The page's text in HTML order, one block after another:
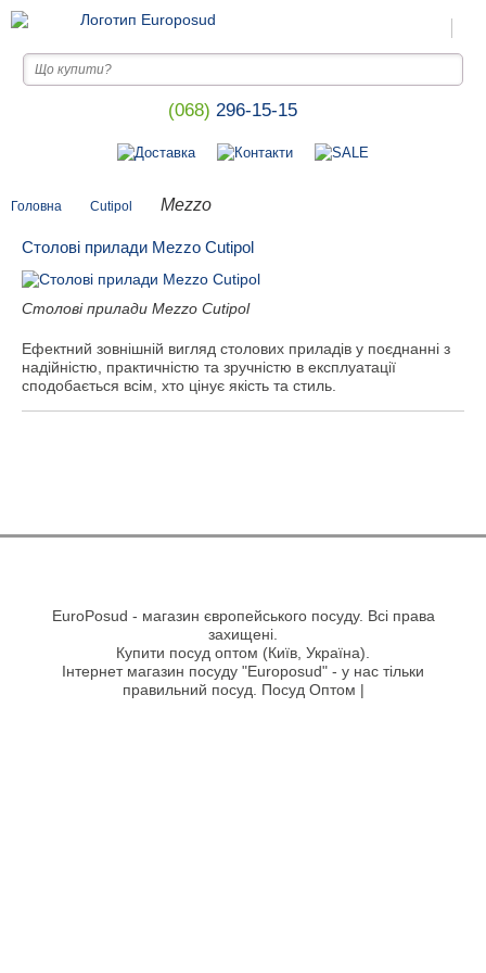
(068) 296-15-15
Головна Cutipol Mezzo
Столові прилади Mezzo Cutipol
Столові прилади Mezzo Cutipol
Ефектний зовнішній вигляд столових приладів у поєднанні з
надійністю, практичністю та зручністю в експлуатації
сподобається всім, хто цінує якість та стиль.
EuroPosud - магазин європейського посуду. Всі права
захищені.
Купити посуд оптом (Київ, Україна).
Інтернет магазин посуду "Europosud" - у нас тільки
правильний посуд. Посуд Оптом |